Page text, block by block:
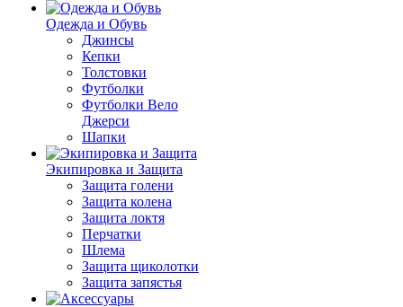
Одежда и Обувь
Джинсы
Кепки
Толстовки
Футболки
Футболки Вело
Джерси
Шапки
Экипировка и Защита
Защита голени
Защита колена
Защита локтя
Перчатки
Шлема
Защита щиколотки
Защита запястья